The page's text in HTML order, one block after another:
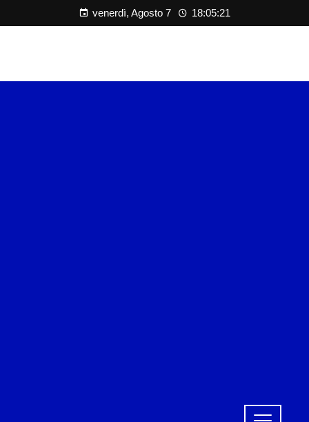
venerdì, Agosto 7 18:05:21